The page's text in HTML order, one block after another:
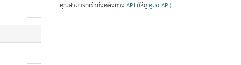
คุณสามารถเข้าถึงคลังทาง API (ให้ดู คู่มือ API).